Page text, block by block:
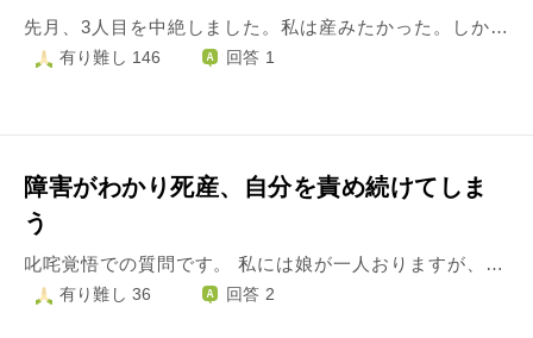
先月、3人目を中絶しました。私は産みたかった。しかし、妊娠と聞いて浮かない顔の主人と今後どうするか話合った結果、中絶する決断に至りました。主人は2年前に仕事を独立し、まだ収入に波がありました。実際１月には家賃や健康保険料を支払うお金が用意出来なくて、主人の実家にお金を借りる事になりました。子供が病気になっても病院にも行けないかもしれない、その状態で3人を育てられるか、とてつもない不安が私を襲いました。もちろん毎月苦しい訳でも無いだろうし、数年後には仕事も上手くいくかもしれない、けれどもその賭けに子供を犠牲にしたくなかった。不安に負け、中絶しました。中絶すると決めてから、今まで、毎日涙がこぼれます。申し訳無かった。弱い母親で。どうしても産みたいと言えなかった。 手術後、両家の母は、私を励ましてくれました。私の体を気遣いました。母とは、どんな時も子供を心配するものなんだと、母の愛に気付きました。親になるとは、そういうものなんだと、小さな命に教えてもらいました。命を繋いできた先祖に申し訳無いと思いました。 これ以上お腹の子が苦しい、寒い思いをしないよう、愛で包んでやってくださいと供養もしました。 小さな命が、親が、子供が私を母親にしてくれている、生かされているんだと言うことを気付かせてくれました。 私はお腹の子に何もしてやれなかった。もっと、私のお腹に居たかっただろうに。あの子に大きな愛を教えて貰ったのに。私は何もしてやれなかった。 会いたいです。あの子に会いたい。 毎日お腹の子の事を思います。 仏様に、先祖に抱きしめてやって下さいと願ってしまいます。 私は何も出来なかった。 今いる2人の子を愛し、その子達が自立し、地に足を着けて生きていけるまで親としての責任を全うする事が償いだと思っていますが、やはり、お腹の子がそれで浮かばれるのか、自分勝手な考え方じゃ無いのか、毎日考えてしまいます。 前に進もうとしては、罪悪感にかられ、子供の前でも泣き崩れてしまいます。 泣いてばかりいてはダメなのは分かっています。この行為も自分を守る為だと情けなく思ってしまいます。 前に進んでは、また後退し、また頑張ろうと思っては止まりの繰り返しです。 私は弱い母親です。 何か一言頂ければ幸いです。 宜しくお願いします。
有り難し 146 回答 1
障害がわかり死産、自分を責め続けてしま
う
叱咤覚悟での質問です。 私には娘が一人おりますが、娘を授かる1年前に死産(中期中絶)をいたしました。 第一子は、長い妊活の末に授かった念願の子供でした。 安定期に入ってすぐの頃の検診で、性別と同時に、障害がわかりました。 腕欠損、という障害でした。 周りや夫も、「あなたが大事。今回は諦めなさい。」と言い、産みたい！と泣いたものの結局障害を持った子供を育てられない、という弱さから、中期中絶を選びました。 担当医には、「産まれる前に分かることは希で、きっとお腹の赤ちゃんが教えてくれた。」と言って慰めてくれ、私自身、その子が教えてくれたことを胸に、前向きになるよう努め、一年目の命日を終えてすぐに、娘を授かりました。 幸いにも、娘は無事産まれ、健康に育ってくれていますが、未だに、罪悪感が拭えません。 そして何より、自分を信じられず、お空に旅だった子同様、娘にも何か障害を背負わせているのでは、と疑う自分がいます。 子供の頃から、知的障害などを持った人に好意を持たれたり、つきまとわれることが非常に多く、自分はそういう人を引き寄せているのでは、という恐怖心すらあり、子供が欲しくてもずっとずっと怖かったのです。 障害を否定する訳ではなく、自分はそんな強い人間じゃないし、優しくもないし、正直障害のある子供を育てる自信もないのに、やはり最初に授かったのは障害のある子で、なぜ、どうして、という考えが拭えません。 また、いつか妊娠しても、また障害を持った子を授かるのではないか、と意味もなく不安になります。 長々と書いてしまいましたが、なぜあの子は私を選んだのでしょうか。 私を選ばなければ、今頃この世に生まれて来れたかもしれないのに...。 なぜ障害のある子供が産まれるのでしょうか。 とてもとても真面目に生きてきました。 不真面目で、悪いことばかりしている友人たちが、障害のない子供をたくさん産んでいくことに、正直心苦しくなります。 産んであげられなかったこと、自分を責めること、娘に疑念を抱くこと、どうすれば私は解放されるでしょうか。 何かアドレスをいただけますと幸いです。 よろしくお願いいたします。
有り難し 36 回答 2